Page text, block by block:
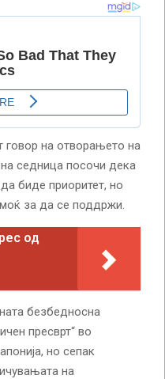
говор на отворањето на
седница посочи дека
биде приоритет, но
за да се поддржи.
од
безбедносна
пресврт“ во
но сепак
на